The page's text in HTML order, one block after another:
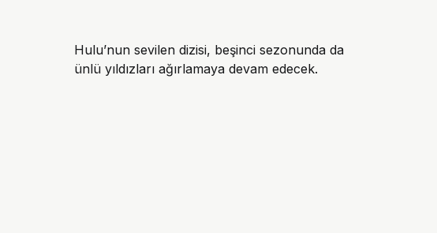
Hulu’nun sevilen dizisi, beşinci sezonunda da
ünlü yıldızları ağırlamaya devam edecek.